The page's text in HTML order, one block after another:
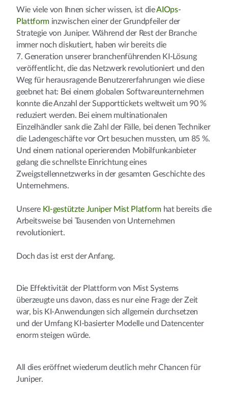
Wie viele von Ihnen sicher wissen, ist dieAIOps-
Plattform inzwischen einer der Grundpfeiler der
Strategie von Juniper. Während der Rest der Branche
immer noch diskutiert, haben wir bereits die
7. Generation unserer branchenführenden KI-Lösung
veröffentlicht, die das Netzwerk revolutioniert und den
Weg für herausragende Benutzererfahrungen wie diese
geebnet hat: Bei einem globalen Softwareunternehmen
konnte die Anzahl der Supporttickets weltweit um 90 %
reduziert werden. Bei einem multinationalen
Einzelhändler sank die Zahl der Fälle, bei denen Techniker
die Ladengeschäfte vor Ort besuchen mussten, um 85 %.
Und einem national operierenden Mobilfunkanbieter
gelang die schnellste Einrichtung eines
Zweigstellennetzwerks in der gesamten Geschichte des
Unternehmens.
Unsere KI-gestützte Juniper Mist Platformhat bereits die
Arbeitsweise bei Tausenden von Unternehmen
revolutioniert.
Doch das ist erst der Anfang.
Die Effektivität der Plattform von Mist Systems
überzeugte uns davon, dass es nur eine Frage der Zeit
war, bis KI-Anwendungen sich allgemein durchsetzen
und der Umfang KI-basierter Modelle und Datencenter
enorm steigen würde.
All dies eröffnet wiederum deutlich mehr Chancen für
Juniper.